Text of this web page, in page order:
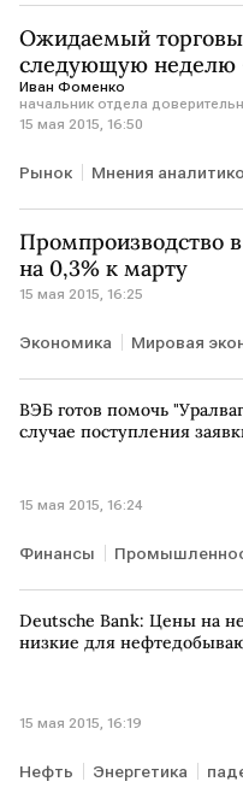
Долги "ЮТэйра"
Ожидаемый
следующую неделю
Иван Фоменко
15 мая 2015, 16:50
Рынок Мнения
Промпроизводство
на 0,3% к марту
15 мая 2015, 16:25
Экономика Мировая
ВЭБ готов помочь
случае поступления
15 мая 2015, 16:24
Финансы
Deutsche Bank: Цены на
низкие для
15 мая 2015, 16:19
Нефть Энергетика